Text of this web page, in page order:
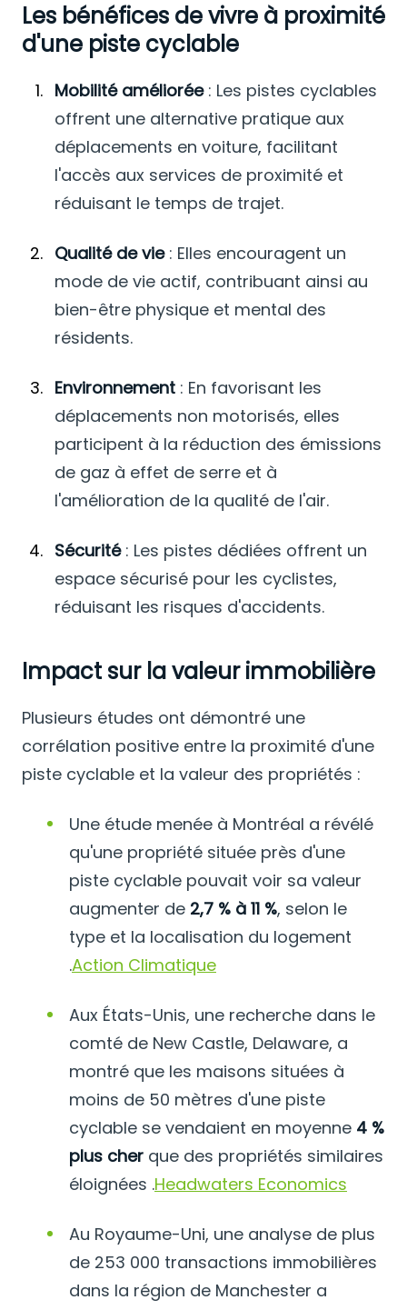
Les bénéfices de vivre à proximité
d'une piste cyclable
Mobilité améliorée: Les pistes cyclables
offrent une alternative pratique aux
déplacements en voiture, facilitant
l'accès aux services de proximité et
réduisant le temps de trajet.
Qualité de vie: Elles encouragent un
mode de vie actif, contribuant ainsi au
bien-être physique et mental des
résidents.
Environnement : En favorisant les
déplacements non motorisés, elles
participent à la réduction des émissions
de gaz à effet de serre et à
l'amélioration de la qualité de l'air.
Sécurité: Les pistes dédiées offrent un
espace sécurisé pour les cyclistes,
réduisant les risques d'accidents.
Impact sur la valeur immobilière
Plusieurs études ont démontré une
corrélation positive entre la proximité d'une
piste cyclable et la valeur des propriétés :
Une étude menée à Montréal a révélé
qu'une propriété située près d'une
piste cyclable pouvait voir sa valeur
augmenter de 2,7 % à 11 %, selon le
type et la localisation du logement
.Action Climatique
Aux États-Unis, une recherche dans le
comté de New Castle, Delaware, a
montré que les maisons situées à
moins de 50 mètres d'une piste
cyclable se vendaient en moyenne 4 %
plus cher que des propriétés similaires
éloignées .Headwaters Economics
Au Royaume-Uni, une analyse de plus
de 253 000 transactions immobilières
dans la région de Manchester a